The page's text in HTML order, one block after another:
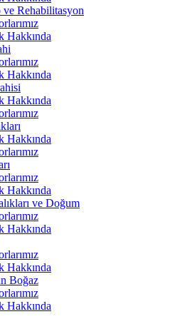
ve Rehabilitasyon
Hakkında
Hakkında
Hakkında
Hakkında
Hakkında
ve Doğum
Hakkında
Hakkında
Boğaz
Hakkında